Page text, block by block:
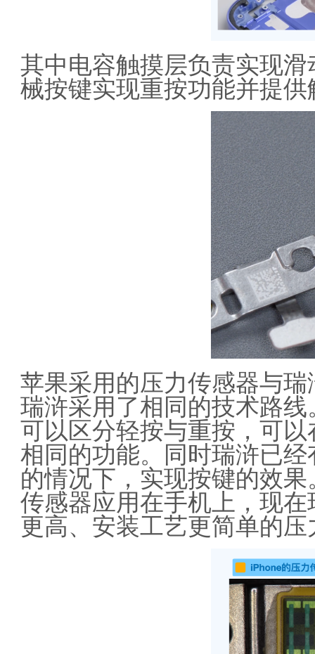
其中电容触摸层负责实现
械按键实现重按功能并提
苹果采用的压力传感器与
瑞浒采用了相同的技术路
可以区分轻按与重按，可
相同的功能。同时瑞浒已
的情况下，实现按键的效
传感器应用在手机上，现
更高、安装工艺更简单的